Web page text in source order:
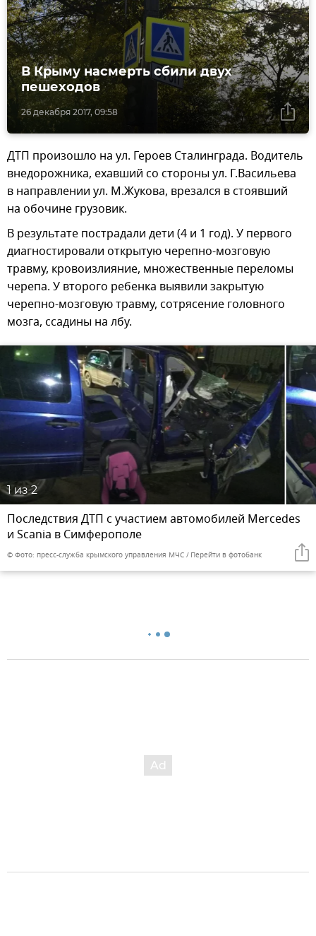
26 декабря 2017, 09:58
В Крыму насмерть сбили двух
пешеходов
ДТП произошло на ул. Героев Сталинграда. Водитель
внедорожника, ехавший со стороны ул. Г.Васильева
в направлении ул. М.Жукова, врезался в стоявший
на обочине грузовик.
В результате пострадали дети (4 и 1 год). У первого
диагностировали открытую черепно-мозговую
травму, кровоизлияние, множественные переломы
черепа. У второго ребенка выявили закрытую
черепно-мозговую травму, сотрясение головного
мозга, ссадины на лбу.
1из 2
Последствия ДТП с участием автомобилей Mercedes
и Scania в Симферополе
© Фото: пресс-служба крымского управления МЧС Перейти в фотобанк